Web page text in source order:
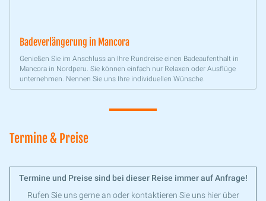
Badeverlängerung in Mancora
Genießen Sie im Anschluss an Ihre Rundreise einen Badeaufenthalt in
Mancora in Nordperu. Sie können einfach nur Relaxen oder Ausflüge
unternehmen. Nennen Sie uns Ihre individuellen Wünsche.
Termine & Preise
Termine und Preise sind bei dieser Reise immer auf Anfrage!
Rufen Sie uns gerne an oder kontaktieren Sie uns hier über